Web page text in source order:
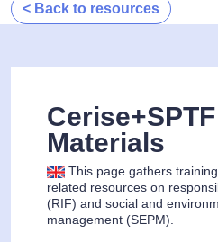
Materials
This page gathers
related resources on
(RIF) and social and
management (SEPM).
< Back to resources